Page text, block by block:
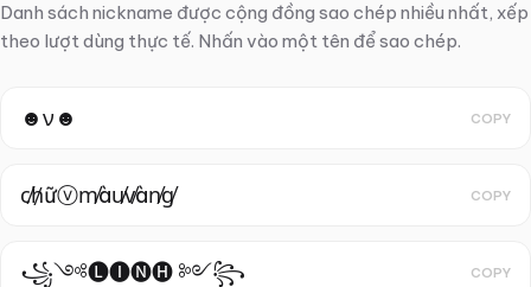
Danh sách nickname được cộng đồng sao chép nhiều nhất, xếp
theo lượt dùng thực tế. Nhấn vào một tên để sao chép.
☻ν☻ COPY
c̸h̸ữⓥm̸àu̸v̸àn̸g̸ COPY
꧁༺🅛🅘🅝🅗 ༻꧂ COPY